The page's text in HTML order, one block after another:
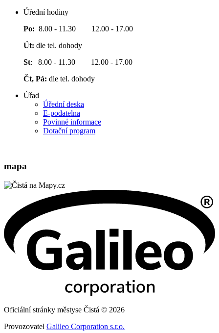
Úřední hodiny
Po: 8.00 - 11.30 12.00 - 17.00
Út: dle tel. dohody
St: 8.00 - 11.30 12.00 - 17.00
Čt, Pá: dle tel. dohody
Úřad
Úřední deska
E-podatelna
Povinné informace
Dotační program
mapa
Oficiální stránky městyse Čistá © 2026
Provozovatel Galileo Corporation s.r.o.